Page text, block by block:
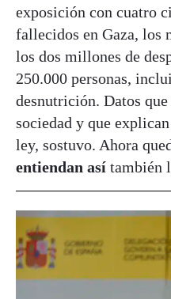
exposición con cuatro
fallecidos en Gaza, los
los dos millones de
250.000 personas,
desnutrición. Datos que
sociedad y que
ley, sostuvo. Ahora
entiendan así también